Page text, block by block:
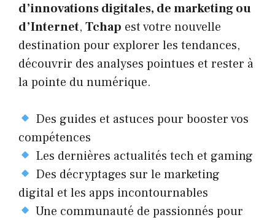
d’innovations digitales, de marketing ou
d’Internet, Tchap est votre nouvelle
destination pour explorer les tendances,
découvrir des analyses pointues et rester à
la pointe du numérique.
Des guides et astuces pour booster vos
compétences
Les dernières actualités tech et gaming
Des décryptages sur le marketing
digital et les apps incontournables
Une communauté de passionnés pour